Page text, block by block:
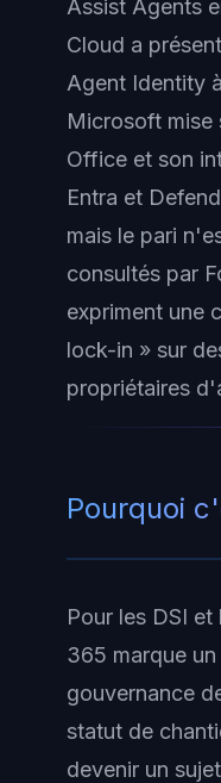
Assist Agents
Cloud a
Agent Identity
Microsoft mise
Office et son
Entra et
mais le pari
consultés par
expriment une
lock-in » sur
propriétaires
Pourquoi
Pour les DSI et
365 marque
gouvernance
statut de
devenir un